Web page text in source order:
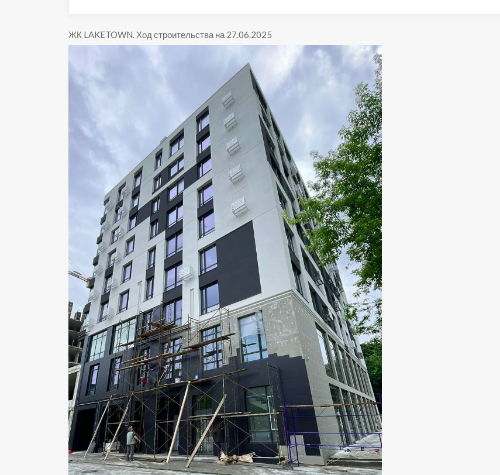
ЖК LAKETOWN. Ход строительства на 27.06.2025